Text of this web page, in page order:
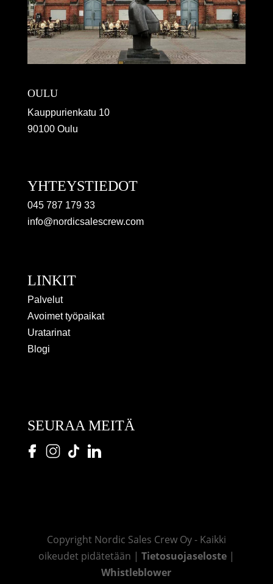
OULU
Kauppurienkatu 10
90100 Oulu
YHTEYSTIEDOT
045 787 179 33
info@nordicsalescrew.com
LINKIT
Palvelut
Avoimet työpaikat
Uratarinat
Blogi
SEURAA MEITÄ
Copyright Nordic Sales Crew Oy - Kaikki
oikeudet pidätetään | Tietosuojaseloste|
Whistleblower